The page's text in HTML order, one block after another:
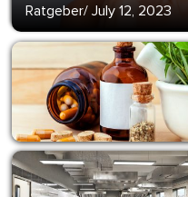
Ratgeber/ July 12, 2023